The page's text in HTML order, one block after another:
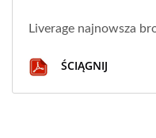
Liverage najnowsza
ŚCIĄGNIJ